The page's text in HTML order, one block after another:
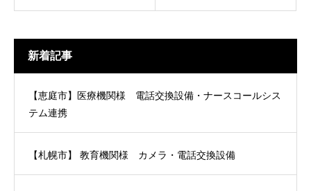
新着記事
【恵庭市】医療機関様 電話交換設備・ナースコールシス
テム連携
【札幌市】 教育機関様 カメラ・電話交換設備